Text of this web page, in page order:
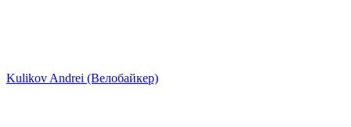
Kulikov Andrei (Велобайкер)